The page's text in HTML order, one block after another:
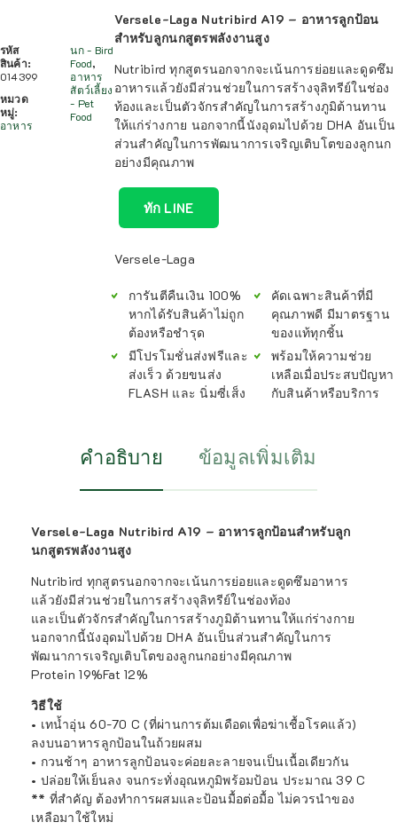
รหัส
สินค้า:
014399
หมวด
หมู่:
อาหาร
นก - Bird
Food,
อาหาร
สัตว์เลี้ยง
- Pet
Food
Versele-Laga Nutribird A19 – อาหารลูกป้อน
สำหรับลูกนกสูตรพลังงานสูง
Nutribird ทุกสูตรนอกจากจะเน้นการย่อยและดูดซึม
อาหารแล้วยังมีส่วนช่วยในการสร้างจุลิทรีย์ในช่อง
ท้องและเป็นตัวจักรสำคัญในการสร้างภูมิต้านทาน
ให้แก่ร่างกาย นอกจากนี้นังอุดมไปด้วย DHA อันเป็น
ส่วนสำคัญในการพัฒนาการเจริญเติบโตของลูกนก
อย่างมีคุณภาพ
ทัก LINE
Versele-Laga
การันตีคืนเงิน 100%
หากได้รับสินค้าไม่ถูก
ต้องหรือชำรุด
มีโปรโมชั่นส่งฟรีและ
ส่งเร็ว ด้วยขนส่ง
FLASH และ นิ่มซี่เส็ง
คัดเฉพาะสินค้าที่มี
คุณภาพดี มีมาตรฐาน
ของแท้ทุกชิ้น
พร้อมให้ความช่วย
เหลือเมื่อประสบปัญหา
กับสินค้าหรือบริการ
คำอธิบาย ข้อมูลเพิ่มเติม
Versele-Laga Nutribird A19 – อาหารลูกป้อนสำหรับลูก
นกสูตรพลังงานสูง
Nutribird ทุกสูตรนอกจากจะเน้นการย่อยและดูดซึมอาหาร
แล้วยังมีส่วนช่วยในการสร้างจุลิทรีย์ในช่องท้อง
และเป็นตัวจักรสำคัญในการสร้างภูมิต้านทานให้แก่ร่างกาย
นอกจากนี้นังอุดมไปด้วย DHA อันเป็นส่วนสำคัญในการ
พัฒนาการเจริญเติบโตของลูกนกอย่างมีคุณภาพ
Protein 19%Fat 12%
วิธีใช้
• เทน้ำอุ่น 60-70 C (ที่ผ่านการต้มเดือดเพื่อฆ่าเชื้อโรคแล้ว)
ลงบนอาหารลูกป้อนในถ้วยผสม
• กวนช้าๆ อาหารลูกป้อนจะค่อยละลายจนเป็นเนื้อเดียวกัน
• ปล่อยให้เย็นลง จนกระทั่งอุณหภูมิพร้อมป้อน ประมาณ 39 C
** ที่สำคัญ ต้องทำการผสมและป้อนมื้อต่อมื้อ ไม่ควรนำของ
เหลือมาใช้ใหม่